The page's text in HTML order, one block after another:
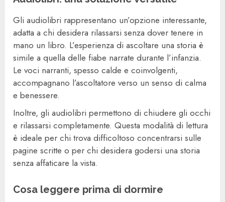
Gli audiolibri rappresentano un’opzione interessante,
adatta a chi desidera rilassarsi senza dover tenere in
mano un libro. L’esperienza di ascoltare una storia è
simile a quella delle fiabe narrate durante l’infanzia.
Le voci narranti, spesso calde e coinvolgenti,
accompagnano l’ascoltatore verso un senso di calma
e benessere.
Inoltre, gli audiolibri permettono di chiudere gli occhi
e rilassarsi completamente. Questa modalità di lettura
è ideale per chi trova difficoltoso concentrarsi sulle
pagine scritte o per chi desidera godersi una storia
senza affaticare la vista.
Cosa leggere prima di dormire